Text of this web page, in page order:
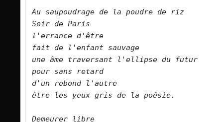
Au saupoudrage de la poudre de riz
Soir de Paris
l'errance d'être
fait de l'enfant sauvage
une âme traversant l'ellipse du futur
pour sans retard
d'un rebond l'autre
être les yeux gris de la poésie.
Demeurer libre